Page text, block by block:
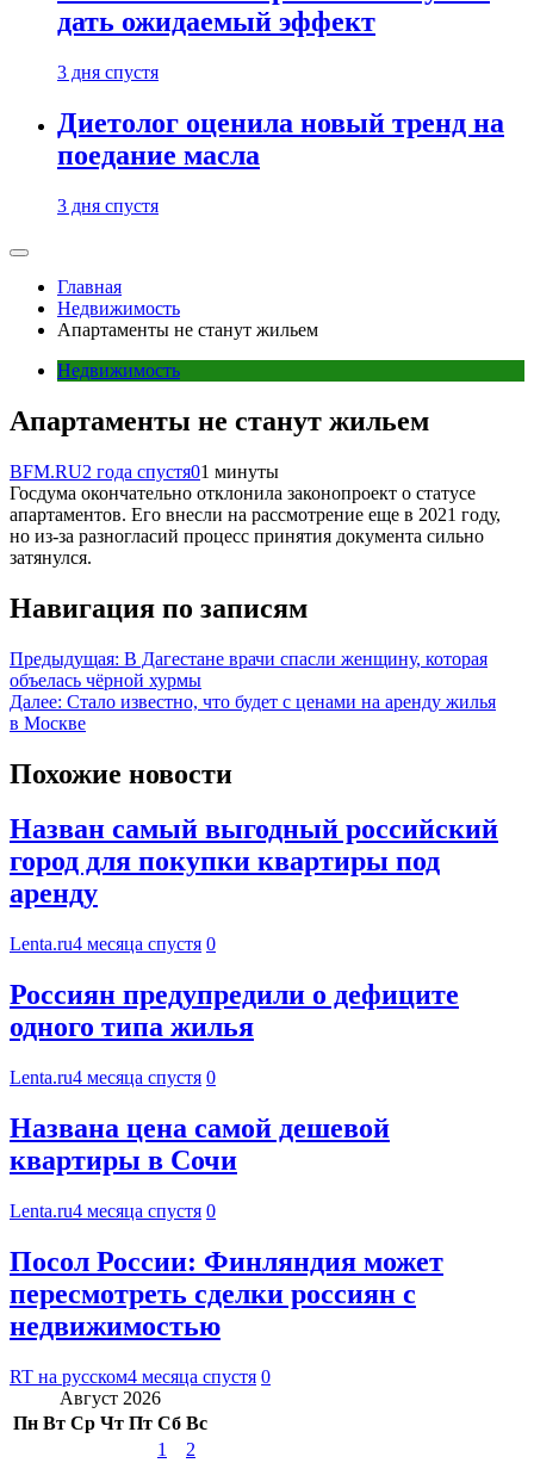
дать ожидаемый эффект
3 дня спустя
Диетолог оценила новый тренд на
поедание масла
3 дня спустя
Главная
Недвижимость
Апартаменты не станут жильем
Недвижимость
Апартаменты не станут жильем
BFM.RU2 года спустя01 минуты
Госдума окончательно отклонила законопроект о статусе
апартаментов. Его внесли на рассмотрение еще в 2021 году,
но из-за разногласий процесс принятия документа сильно
затянулся.
Навигация по записям
Предыдущая: В Дагестане врачи спасли женщину, которая
объелась чёрной хурмы
Далее: Стало известно, что будет с ценами на аренду жилья
в Москве
Похожие новости
Назван самый выгодный российский
город для покупки квартиры под
аренду
Lenta.ru4 месяца спустя 0
Россиян предупредили о дефиците
одного типа жилья
Lenta.ru4 месяца спустя 0
Названа цена самой дешевой
квартиры в Сочи
Lenta.ru4 месяца спустя 0
Посол России: Финляндия может
пересмотреть сделки россиян с
недвижимостью
RT на русском4 месяца спустя 0
Август 2026
Пн Вт Ср Чт Пт Сб Вс
1
2